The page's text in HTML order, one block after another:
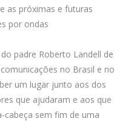
as próximas e futuras
por ondas
padre Roberto Landell de
no Brasil e no
um lugar junto aos dos
que ajudaram e aos que
sem fim de uma